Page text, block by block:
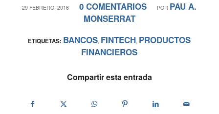
29 FEBRERO, 2016
/ 0 COMENTARIOS
/ POR PAU A.
MONSERRAT
ETIQUETAS: BANCOS, FINTECH, PRODUCTOS
FINANCIEROS
Compartir esta entrada